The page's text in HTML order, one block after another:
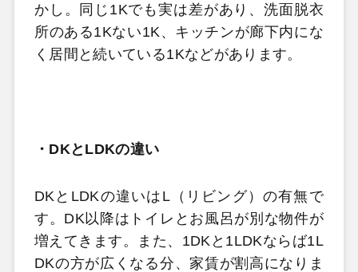
かし。同じ 1Kでも実は差があり、洗面脱衣
所のある1Kない1K 、キッチンが廊下内にな
く居間と続いている1Kなどがあります。
・ DK と LDKの違い
DK と LDKの違いは L（リビング）の有無で
す。 DK以降はトイレとお風呂が別な物件が
増えてきます。また、 1DK と 1LDKならば1L
DKの方が広くなる分、家賃が割高になりま